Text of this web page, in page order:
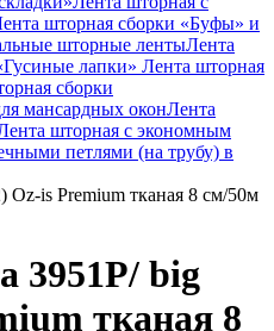
шторная сборки «Буфы» и
шторные лентыЛента
лапки» Лента шторная
сборки
мансардных оконЛента
шторная с экономным
петлями (на трубу) в
Oz-is Premium тканая 8 см/50м
3951P/ big
тканая 8